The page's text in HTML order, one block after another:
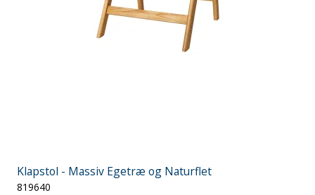
Klapstol - Massiv Egetræ og Naturflet
819640